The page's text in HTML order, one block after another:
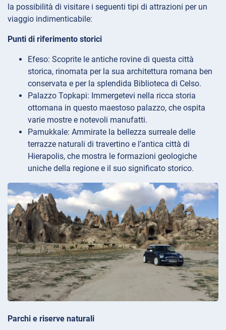
la possibilità di visitare i seguenti tipi di attrazioni per un
viaggio indimenticabile:
Punti di riferimento storici
Efeso: Scoprite le antiche rovine di questa città
storica, rinomata per la sua architettura romana ben
conservata e per la splendida Biblioteca di Celso.
Palazzo Topkapi: Immergetevi nella ricca storia
ottomana in questo maestoso palazzo, che ospita
varie mostre e notevoli manufatti.
Pamukkale: Ammirate la bellezza surreale delle
terrazze naturali di travertino e l’antica città di
Hierapolis, che mostra le formazioni geologiche
uniche della regione e il suo significato storico.
Parchi e riserve naturali